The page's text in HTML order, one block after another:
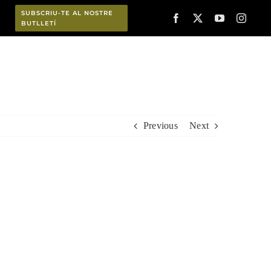
SUBSCRIU-TE AL NOSTRE
BUTLLETÍ
Previous Next